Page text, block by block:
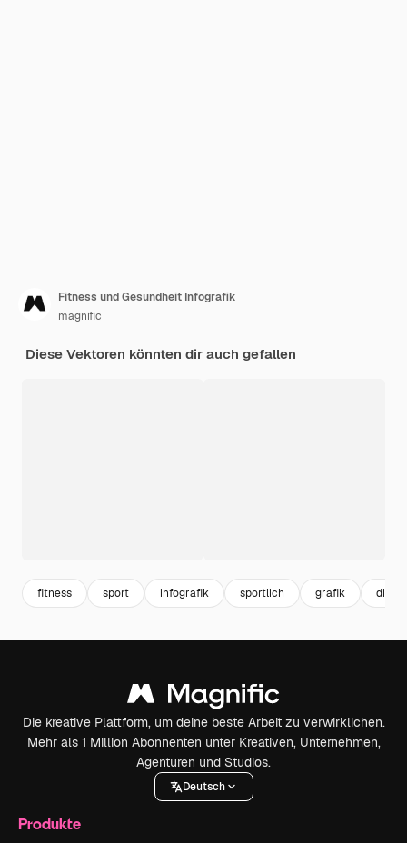
Fitness und Gesundheit Infografik
magnific
Diese Vektoren könnten dir auch gefallen
fitness sport infografik sportlich grafik
Die kreative Plattform, um deine beste Arbeit zu verwirklichen.
Mehr als 1 Million Abonnenten unter Kreativen, Unternehmen,
Agenturen und Studios.
Deutsch
Produkte